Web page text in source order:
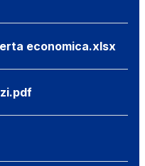
economica.xlsx